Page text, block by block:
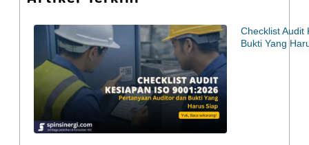
Checklist Audit
Bukti Yang